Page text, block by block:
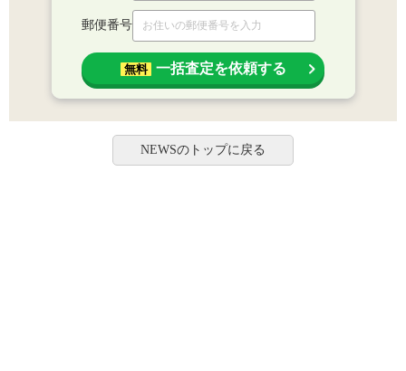
郵便番号
無料 一括査定を依頼する
NEWSのトップに戻る